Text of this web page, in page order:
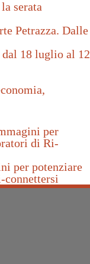
serata
Petrazza. Dalle
dal 18 luglio al 12
per
di Ri-
per potenziare